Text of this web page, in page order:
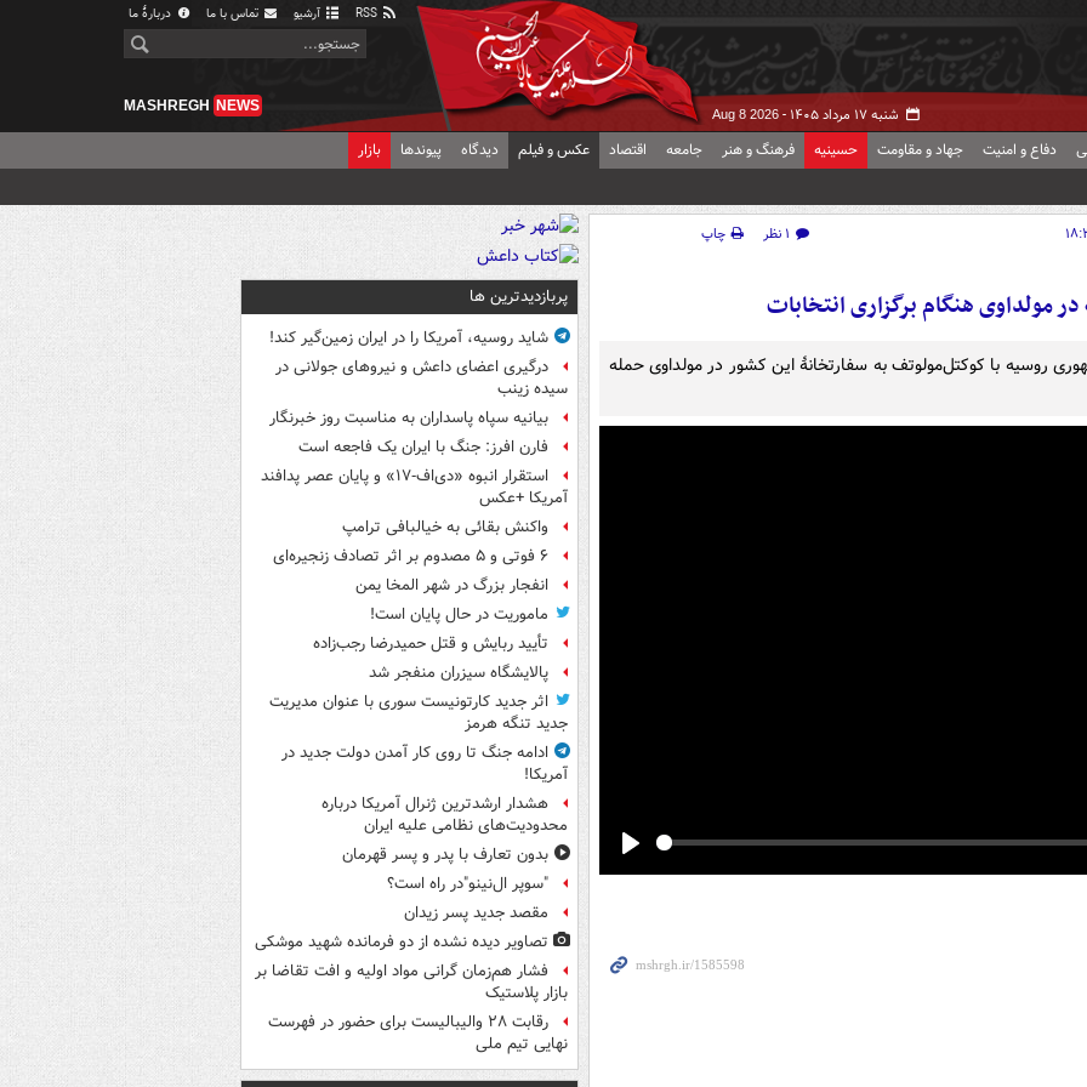
آرشیو تماس با ما دربارهٔ ما
شنبه ۱۷ مرداد ۱۴۰۵ - Aug 8 2026
MASHREGH NEWS
دفاع و امنیت جهاد و مقاومت حسینیه فرهنگ و هنر جامعه اقتصاد عکس و فیلم دیدگاه پیوندها بازار
۱ نظر
چاپ
مولداوی هنگام برگزاری انتخابات
روسیه با کوکتل‌مولوتف به سفارتخانهٔ این کشور در مولداوی حمله
پربازدیدترین ها
شاید روسیه، آمریکا را در ایران زمین‌گیر کند!
درگیری اعضای داعش و نیروهای جولانی در
سیده زینب
بیانیه سپاه پاسداران به مناسبت روز خبرنگار
فارن افرز: جنگ با ایران یک فاجعه است
استقرار انبوه «دی‌اف‑۱۷» و پایان عصر پدافند
آمریکا +عکس
واکنش بقائی به خیالبافی ترامپ
۶ فوتی و ۵ مصدوم بر اثر تصادف زنجیره‌ای
انفجار بزرگ در شهر المخا یمن
ماموریت در حال پایان است!
تأیید ربایش و قتل حمیدرضا رجب‌زاده
پالایشگاه سیزران منفجر شد
اثر جدید کارتونیست سوری با عنوان مدیریت
جدید تنگه هرمز
ادامه جنگ تا روی کار آمدن دولت جدید در
آمریکا!
هشدار ارشدترین ژنرال آمریکا درباره
محدودیت‌های نظامی علیه ایران
بدون تعارف با پدر و پسر قهرمان
"سوپر ال‌نینو"در راه است؟
مقصد جدید پسر زیدان
تصاویر دیده‌ نشده از دو فرمانده شهید موشکی
فشار هم‌زمان گرانی مواد اولیه و افت تقاضا بر
بازار پلاستیک
رقابت ۲۸ والیبالیست برای حضور در فهرست
نهایی تیم ملی